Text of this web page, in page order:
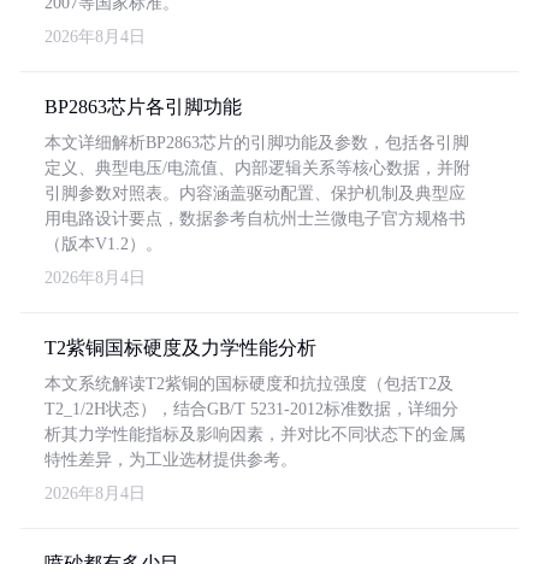
2026年8月4日
BP2863芯片各引脚功能
本文详细解析BP2863芯片的引脚功能及参数，包括各引脚
定义、典型电压/电流值、内部逻辑关系等核心数据，并附
引脚参数对照表。内容涵盖驱动配置、保护机制及典型应
用电路设计要点，数据参考自杭州士兰微电子官方规格书
（版本V1.2）。
2026年8月4日
T2紫铜国标硬度及力学性能分析
本文系统解读T2紫铜的国标硬度和抗拉强度（包括T2及
T2_1/2H状态），结合GB/T 5231-2012标准数据，详细分
析其力学性能指标及影响因素，并对比不同状态下的金属
特性差异，为工业选材提供参考。
2026年8月4日